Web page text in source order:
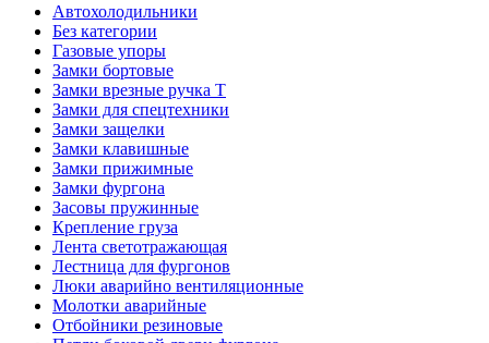
Автохолодильники
Без категории
Газовые упоры
Замки бортовые
Замки врезные ручка Т
Замки для спецтехники
Замки защелки
Замки клавишные
Замки прижимные
Замки фургона
Засовы пружинные
Крепление груза
Лента светотражающая
Лестница для фургонов
Люки аварийно вентиляционные
Молотки аварийные
Отбойники резиновые